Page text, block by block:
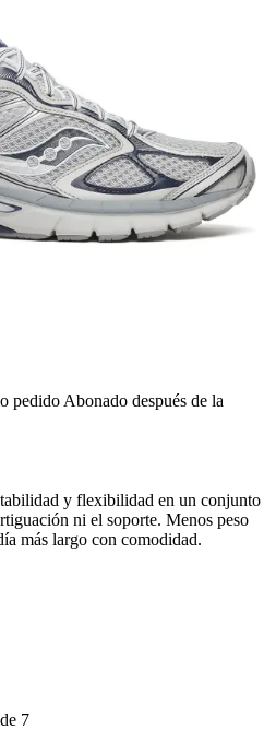
pedido Abonado después de la
y flexibilidad en un conjunto
ni el soporte. Menos peso
más largo con comodidad.
7